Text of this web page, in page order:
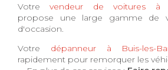
Votrevendeur de voitures à
propose une large gamme de
d'occasion.
Votre dépanneur à Buis-les-
rapidement pour remorquer les